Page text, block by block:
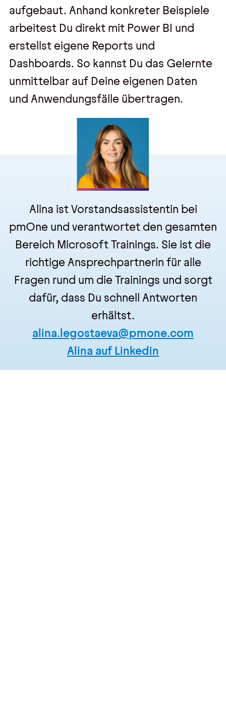
aufgebaut. Anhand konkreter Beispiele
arbeitest Du direkt mit Power BI und
erstellst eigene Reports und
Dashboards. So kannst Du das Gelernte
unmittelbar auf Deine eigenen Daten
und Anwendungsfälle übertragen.
Alina ist Vorstandsassistentin bei
pmOne und verantwortet den gesamten
Bereich Microsoft Trainings. Sie ist die
richtige Ansprechpartnerin für alle
Fragen rund um die Trainings und sorgt
dafür, dass Du schnell Antworten
erhältst.
alina.legostaeva@pmone.com
Alina auf Linkedin